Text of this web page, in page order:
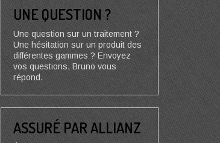
UNE QUESTION ?
Une question sur un traitement ?
Une hésitation sur un produit des
différentes gammes ? Envoyez
vos questions, Bruno vous
répond.
ASSURÉ PAR ALLIANZ